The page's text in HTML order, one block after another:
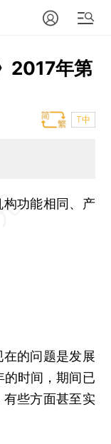
2017年第
T中
功能相同、产
的问题是发展
时间，期间已
些方面甚至实